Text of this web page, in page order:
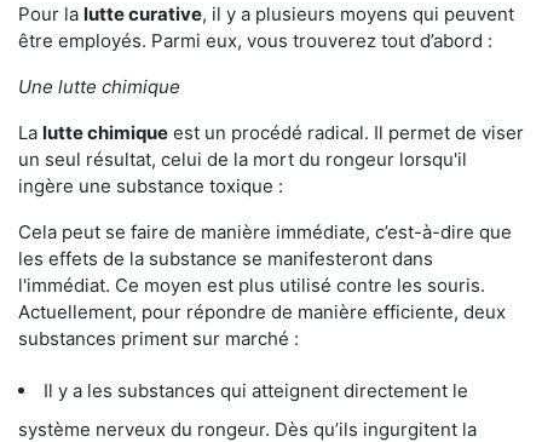
Pour la lutte curative, il y a plusieurs moyens qui peuvent
être employés. Parmi eux, vous trouverez tout d’abord :
Une lutte chimique
La lutte chimique est un procédé radical. Il permet de viser
un seul résultat, celui de la mort du rongeur lorsqu'il
ingère une substance toxique :
Cela peut se faire de manière immédiate, c’est-à-dire que
les effets de la substance se manifesteront dans
l'immédiat. Ce moyen est plus utilisé contre les souris.
Actuellement, pour répondre de manière efficiente, deux
substances priment sur marché :
Il y a les substances qui atteignent directement le
système nerveux du rongeur. Dès qu’ils ingurgitent la